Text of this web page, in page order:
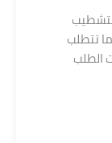
تتطلب
الطلب